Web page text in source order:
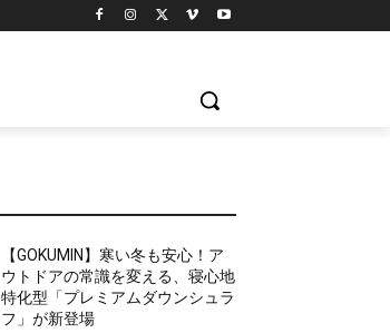
【GOKUMIN】寒い冬も安心！ア
ウトドアの常識を変える、寝心地
特化型「プレミアムダウンシュラ
フ」が新登場